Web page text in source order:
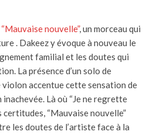
“Mauvaise nouvelle”, un morceau qui
. Dakeez y évoque à nouveau le
familial et les doutes qui
La présence d’un solo de
accentue cette sensation de
Là où “Je ne regrette
certitudes, “Mauvaise nouvelle”
les doutes de l’artiste face à la